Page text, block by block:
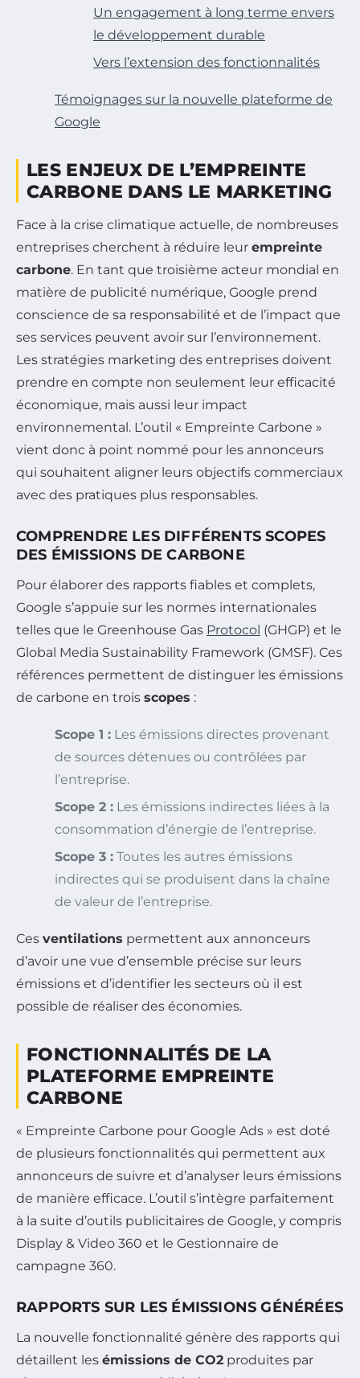
Un engagement à long terme envers
le développement durable
Vers l’extension des fonctionnalités
Témoignages sur la nouvelle plateforme de
Google
LES ENJEUX DE L’EMPREINTE
CARBONE DANS LE MARKETING
Face à la crise climatique actuelle, de nombreuses
entreprises cherchent à réduire leur empreinte
carbone. En tant que troisième acteur mondial en
matière de publicité numérique, Google prend
conscience de sa responsabilité et de l’impact que
ses services peuvent avoir sur l’environnement.
Les stratégies marketing des entreprises doivent
prendre en compte non seulement leur efficacité
économique, mais aussi leur impact
environnemental. L’outil « Empreinte Carbone »
vient donc à point nommé pour les annonceurs
qui souhaitent aligner leurs objectifs commerciaux
avec des pratiques plus responsables.
COMPRENDRE LES DIFFÉRENTS SCOPES
DES ÉMISSIONS DE CARBONE
Pour élaborer des rapports fiables et complets,
Google s’appuie sur les normes internationales
telles que le Greenhouse Gas Protocol (GHGP) et le
Global Media Sustainability Framework (GMSF). Ces
références permettent de distinguer les émissions
de carbone en trois scopes :
Scope 1 : Les émissions directes provenant
de sources détenues ou contrôlées par
l’entreprise.
Scope 2 : Les émissions indirectes liées à la
consommation d’énergie de l’entreprise.
Scope 3 : Toutes les autres émissions
indirectes qui se produisent dans la chaîne
de valeur de l’entreprise.
Ces ventilations permettent aux annonceurs
d’avoir une vue d’ensemble précise sur leurs
émissions et d’identifier les secteurs où il est
possible de réaliser des économies.
FONCTIONNALITÉS DE LA
PLATEFORME EMPREINTE
CARBONE
« Empreinte Carbone pour Google Ads » est doté
de plusieurs fonctionnalités qui permettent aux
annonceurs de suivre et d’analyser leurs émissions
de manière efficace. L’outil s’intègre parfaitement
à la suite d’outils publicitaires de Google, y compris
Display & Video 360 et le Gestionnaire de
campagne 360.
RAPPORTS SUR LES ÉMISSIONS GÉNÉRÉES
La nouvelle fonctionnalité génère des rapports qui
détaillent les émissions de CO2 produites par